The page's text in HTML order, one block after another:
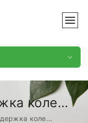
коле...
коле...